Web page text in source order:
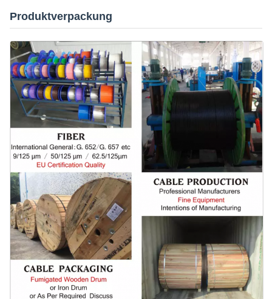
Produktverpackung